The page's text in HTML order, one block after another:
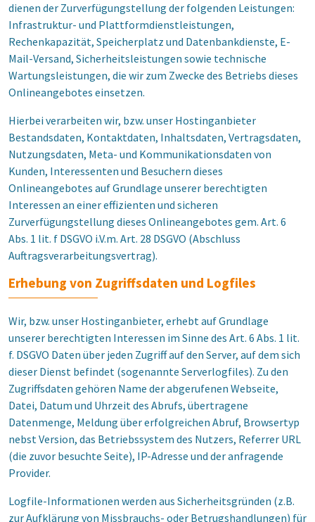
dienen der Zurverfügungstellung der folgenden Leistungen:
Infrastruktur- und Plattformdienstleistungen,
Rechenkapazität, Speicherplatz und Datenbankdienste, E-
Mail-Versand, Sicherheitsleistungen sowie technische
Wartungsleistungen, die wir zum Zwecke des Betriebs dieses
Onlineangebotes einsetzen.
Hierbei verarbeiten wir, bzw. unser Hostinganbieter
Bestandsdaten, Kontaktdaten, Inhaltsdaten, Vertragsdaten,
Nutzungsdaten, Meta- und Kommunikationsdaten von
Kunden, Interessenten und Besuchern dieses
Onlineangebotes auf Grundlage unserer berechtigten
Interessen an einer effizienten und sicheren
Zurverfügungstellung dieses Onlineangebotes gem. Art. 6
Abs. 1 lit. f DSGVO i.V.m. Art. 28 DSGVO (Abschluss
Auftragsverarbeitungsvertrag).
Erhebung von Zugriffsdaten und Logfiles
Wir, bzw. unser Hostinganbieter, erhebt auf Grundlage
unserer berechtigten Interessen im Sinne des Art. 6 Abs. 1 lit.
f. DSGVO Daten über jeden Zugriff auf den Server, auf dem sich
dieser Dienst befindet (sogenannte Serverlogfiles). Zu den
Zugriffsdaten gehören Name der abgerufenen Webseite,
Datei, Datum und Uhrzeit des Abrufs, übertragene
Datenmenge, Meldung über erfolgreichen Abruf, Browsertyp
nebst Version, das Betriebssystem des Nutzers, Referrer URL
(die zuvor besuchte Seite), IP-Adresse und der anfragende
Provider.
Logfile-Informationen werden aus Sicherheitsgründen (z.B.
zur Aufklärung von Missbrauchs- oder Betrugshandlungen) für